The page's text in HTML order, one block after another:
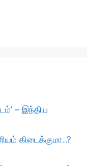
– இந்திய
கிடைக்குமா..?